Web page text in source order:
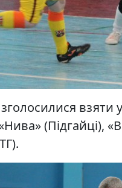
взяти
(Підгайці),